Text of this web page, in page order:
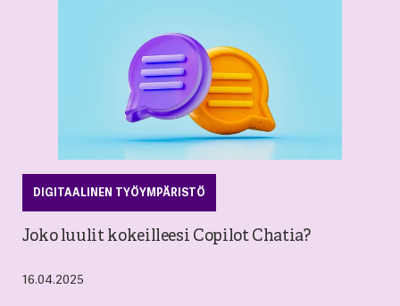
DIGITAALINEN TYÖYMPÄRISTÖ
Joko luulit kokeilleesi Copilot Chatia?
16.04.2025